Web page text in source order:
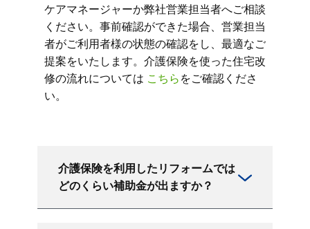
ケアマネージャーか弊社営業担当者へご相談
ください。事前確認ができた場合、営業担当
者がご利用者様の状態の確認をし、最適なご
提案をいたします。介護保険を使った住宅改
修の流れについては こちらをご確認くださ
い。
介護保険を利用したリフォームでは
どのくらい補助金が出ますか？